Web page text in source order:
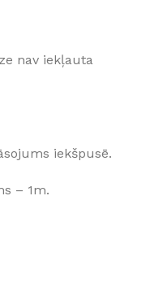
nav iekļauta
iekšpusē.
– 1m.